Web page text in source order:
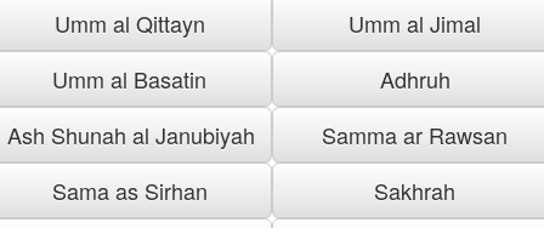
Umm al Qittayn
Umm al Jimal
Umm al Basatin
Adhruh
Ash Shunah al Janubiyah
Samma ar Rawsan
Sama as Sirhan
Sakhrah